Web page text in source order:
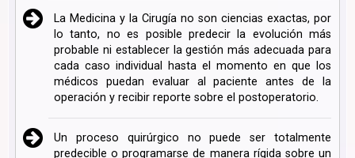
La Medicina y la Cirugía no son ciencias exactas, por
lo tanto, no es posible predecir la evolución más
probable ni establecer la gestión más adecuada para
cada caso individual hasta el momento en que los
médicos puedan evaluar al paciente antes de la
operación y recibir reporte sobre el postoperatorio.
Un proceso quirúrgico no puede ser totalmente
predecible o programarse de manera rígida sobre un